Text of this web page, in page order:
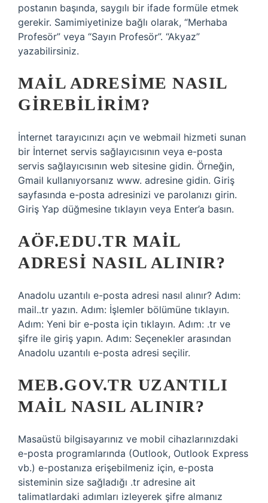
postanın başında, saygılı bir ifade formüle etmek
gerekir. Samimiyetinize bağlı olarak, “Merhaba
Profesör” veya “Sayın Profesör”. “Akyaz”
yazabilirsiniz.
MAIL ADRESIME NASIL
GIREBILIRIM?
İnternet tarayıcınızı açın ve webmail hizmeti sunan
bir İnternet servis sağlayıcısının veya e-posta
servis sağlayıcısının web sitesine gidin. Örneğin,
Gmail kullanıyorsanız www. adresine gidin. Giriş
sayfasında e-posta adresinizi ve parolanızı girin.
Giriş Yap düğmesine tıklayın veya Enter’a basın.
AÖF.EDU.TR MAIL
ADRESI NASIL ALINIR?
Anadolu uzantılı e-posta adresi nasıl alınır? Adım:
mail..tr yazın. Adım: İşlemler bölümüne tıklayın.
Adım: Yeni bir e-posta için tıklayın. Adım: .tr ve
şifre ile giriş yapın. Adım: Seçenekler arasından
Anadolu uzantılı e-posta adresi seçilir.
MEB.GOV.TR UZANTILI
MAIL NASIL ALINIR?
Masaüstü bilgisayarınız ve mobil cihazlarınızdaki
e-posta programlarında (Outlook, Outlook Express
vb.) e-postanıza erişebilmeniz için, e-posta
sisteminin size sağladığı .tr adresine ait
talimatlardaki adımları izleyerek şifre almanız